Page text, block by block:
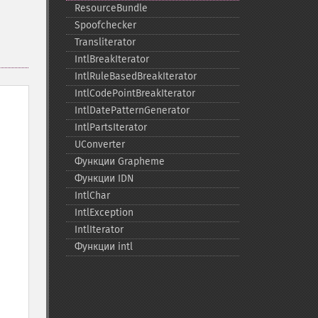
ResourceBundle
Spoofchecker
Transliterator
IntlBreakIterator
IntlRuleBasedBreakIterator
IntlCodePointBreakIterator
IntlDatePatternGenerator
IntlPartsIterator
UConverter
Функции Grapheme
Функции IDN
IntlChar
IntlException
IntlIterator
Функции intl